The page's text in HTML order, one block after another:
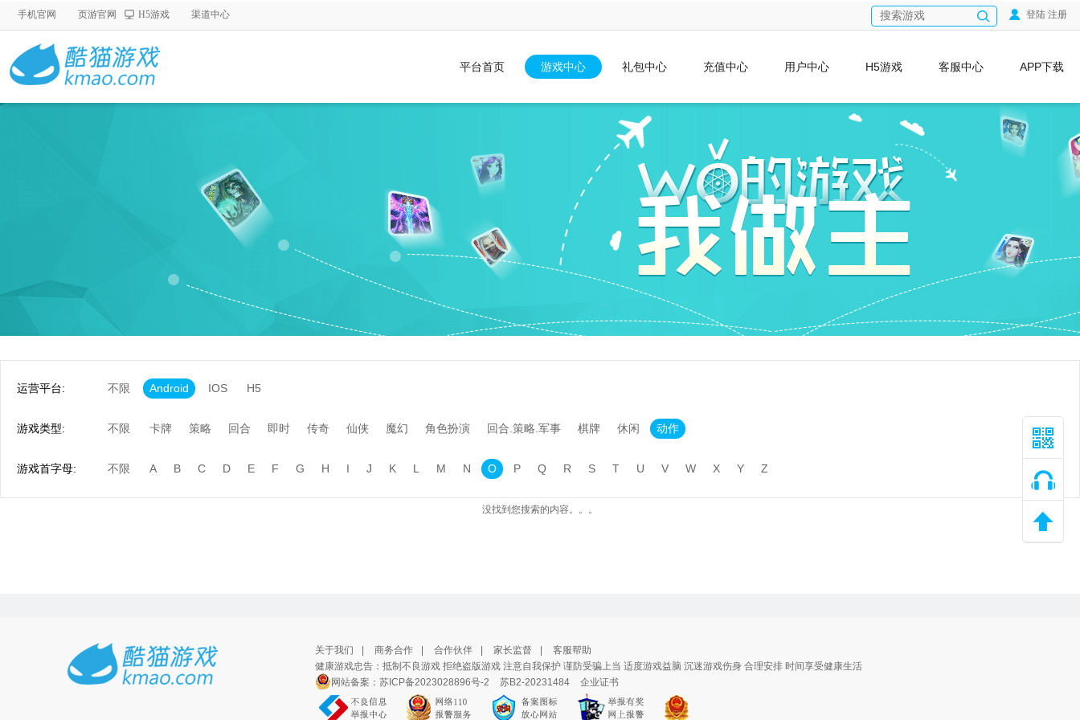
手机官网 页游官网 H5游戏 渠道中心 登陆 注册
平台首页 游戏中心 礼包中心 充值中心 用户中心 H5游戏 客服中心 APP下载
运营平台: 不限 Android IOS H5
游戏类型: 不限 卡牌 策略 回合 即时 传奇 仙侠 魔幻 角色扮演 回合.策略.军事 棋牌 休闲 动作
游戏首字母: 不限 A B C D E F G H I J K L M N O P Q R S T U V W X Y Z
没找到您搜索的内容。。。
关于我们 商务合作 合作伙伴 家长监督
客服帮助
健康游戏忠告：抵制不良游戏 拒绝盗版游戏 注意自我保护 谨防受骗上当 适度游戏益脑 沉迷游戏伤身 合理安排 时间享受健康生活
网站备案： 苏ICP备2023028896号-2 苏B2-20231484 企业证书